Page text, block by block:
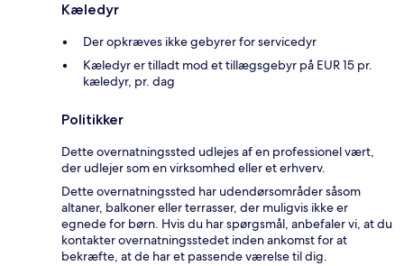
Kæledyr
Der opkræves ikke gebyrer for servicedyr
Kæledyr er tilladt mod et tillægsgebyr på EUR 15 pr.
kæledyr, pr. dag
Politikker
Dette overnatningssted udlejes af en professionel vært,
der udlejer som en virksomhed eller et erhverv.
Dette overnatningssted har udendørsområder såsom
altaner, balkoner eller terrasser, der muligvis ikke er
egnede for børn. Hvis du har spørgsmål, anbefaler vi, at du
kontakter overnatningsstedet inden ankomst for at
bekræfte, at de har et passende værelse til dig.